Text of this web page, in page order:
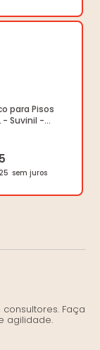
para Pisos
- Suvinil -
Faça
agilidade.